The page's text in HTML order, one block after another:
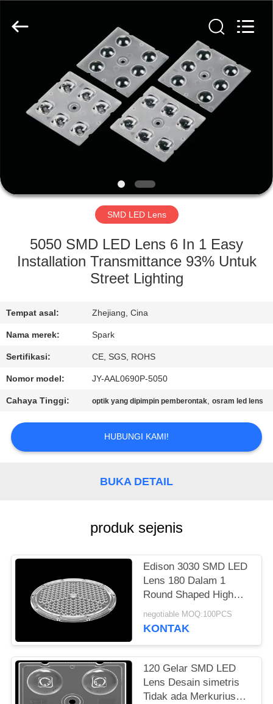
PRODUK
TENTANG
TUR
KONTROL
HUBUNGI
KAMI
BERITA
KASUS
SITUS
KEBIJAKAN
PRIBADI
Co.,
SMD LED Lens
5050 SMD LED Lens 6 In 1 Easy
Installation Transmittance 93% Untuk
Street Lighting
Tempat asal: Zhejiang, Cina
Nama merek: Spark
Sertifikasi: CE, SGS, ROHS
Nomor model: JY-AAL0690P-5050
Cahaya Tinggi: optik yang dipimpin pemberontak,osram led lens
HUBUNGI KAMI!
BUKA DETAIL
produk sejenis
Edison 3030 SMD LED
Lens 180 Dalam 1
Round Shaped High
Bay Light Lens Array
negotiable MOQ:100PCS
KONTAK
120 Gelar SMD LED
Lens Desain simetris
Tidak ada Merkurius